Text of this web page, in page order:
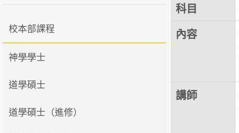
校本部課程
神學學士
道學碩士
道學碩士（進修）
科目
內容
講師